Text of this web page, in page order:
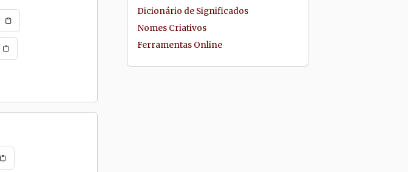
Dicionário de Significados
Nomes Criativos
Ferramentas Online